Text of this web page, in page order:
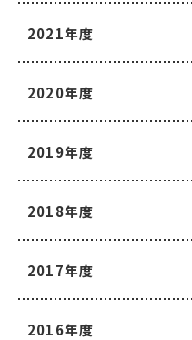
2021年度
2020年度
2019年度
2018年度
2017年度
2016年度